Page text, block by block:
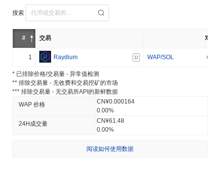
搜索
# 交易 对
1 Raydium D WAP/SOL
* 已排除价格/交易量 - 异常值检测
** 排除交易量 - 无收费和交易挖矿的市场
*** 排除交易量 - 无交易所API的新鲜数据
WAP 价格
CN¥0.000164
0.00%
24H成交量
CN¥61.48
0.00%
阅读如何使用数据